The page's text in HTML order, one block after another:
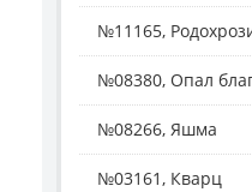
№11165,
№08380, Опал
№08266, Яшма
№03161, Кварц